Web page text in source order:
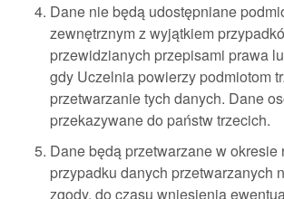
Dane nie będą udostępniane
zewnętrznym z wyjątkiem
przewidzianych przepisami prawa
gdy Uczelnia powierzy podmiotom
przetwarzanie tych danych. Dane
przekazywane do państw trzecich.
Dane będą przetwarzane w okresie
przypadku danych przetwarzanych
zgody, do czasu wniesienia